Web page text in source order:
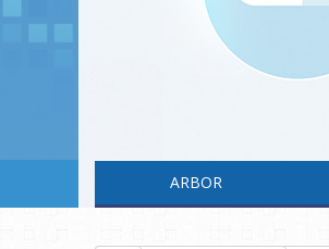
ARBOR